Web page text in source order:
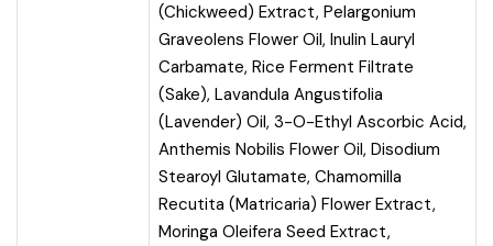
(Chickweed) Extract, Pelargonium
Graveolens Flower Oil, Inulin Lauryl
Carbamate, Rice Ferment Filtrate
(Sake), Lavandula Angustifolia
(Lavender) Oil, 3-O-Ethyl Ascorbic Acid,
Anthemis Nobilis Flower Oil, Disodium
Stearoyl Glutamate, Chamomilla
Recutita (Matricaria) Flower Extract,
Moringa Oleifera Seed Extract,